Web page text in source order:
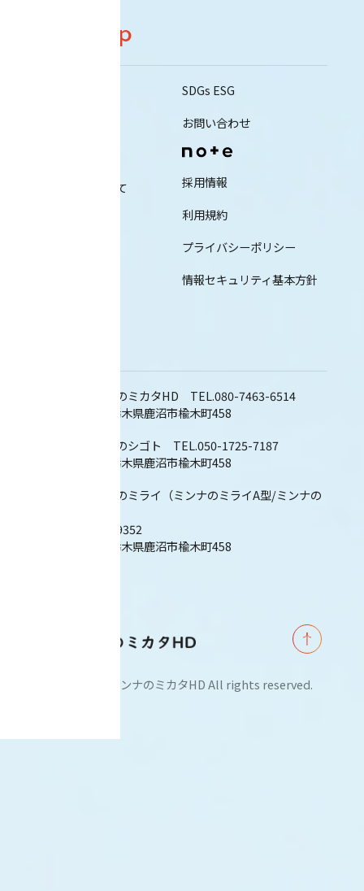
Sitemap
ミナコネについて
SDGs ESG
お問い合わせ
採用情報
利用規約
プライバシーポリシー
情報セキュリティ基本方針
株式会社ミンナのミカタHD TEL.080-7463-6514
〒322-0526 栃木県鹿沼市楡木町458
株式会社ミンナのシゴト TEL.050-1725-7187
〒322-0526 栃木県鹿沼市楡木町458
株式会社ミンナのミライ（ミンナのミライA型/ミンナの
TEL.050-1794-9352
〒322-0526 栃木県鹿沼市楡木町458
©2024 (株)ミンナのミカタHD All rights reserved.